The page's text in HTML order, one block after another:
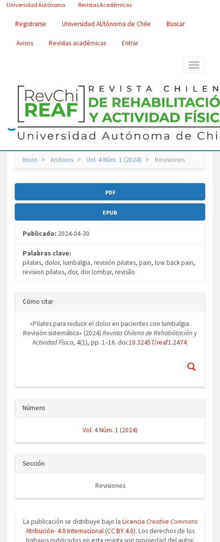
Navegación
Contenido
Barra
Universidad Autónoma Revistas Académicas
Registrarse Universidad AUtónoma de Chile Buscar
Avisos Revistas académicas Entrar
Toggle
Inicio Archivos Vol. 4 Núm. 1 (2024) Revisiones
Barra
lateral
artículo
PDF
EPUB
Publicado: 2024-04-30
Palabras clave:
pilates, dolor, lumbalgia, revisión pilates, pain, low back pain,
revision pilates, dor, dor lombar, revisão
Detalles
del
artículo
Cómo citar
«Pilates para reducir el dolor en pacientes con lumbalgia.
Revisión sistemática» (2024) Revista Chilena de Rehabilitación y
Actividad Física, 4(1), pp. 1–16. doi:10.32457/reaf1.2474.
Número
Vol. 4 Núm. 1 (2024)
Sección
Revisiones
La publicación se distribuye bajo la Licencia Creative Commons
Atribución- 4.0 Internacional(CC BY 4.0). Los derechos de los
trabajos publicados en esta revista son propiedad del autor,